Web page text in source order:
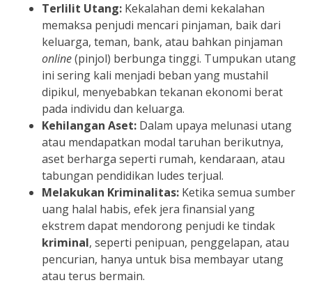
Terlilit Utang: Kekalahan demi kekalahan
memaksa penjudi mencari pinjaman, baik dari
keluarga, teman, bank, atau bahkan pinjaman
online(pinjol) berbunga tinggi. Tumpukan utang
ini sering kali menjadi beban yang mustahil
dipikul, menyebabkan tekanan ekonomi berat
pada individu dan keluarga.
Kehilangan Aset: Dalam upaya melunasi utang
atau mendapatkan modal taruhan berikutnya,
aset berharga seperti rumah, kendaraan, atau
tabungan pendidikan ludes terjual.
Melakukan Kriminalitas: Ketika semua sumber
uang halal habis, efek jera finansial yang
ekstrem dapat mendorong penjudi ke tindak
kriminal, seperti penipuan, penggelapan, atau
pencurian, hanya untuk bisa membayar utang
atau terus bermain.